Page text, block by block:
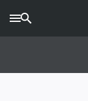
AGROTIMES